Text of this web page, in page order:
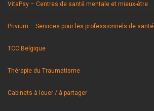
VitaPsy – Centres de santé mentale et mieux-être
Privium – Services pour les professionnels de santé
TCC Belgique
Thérapie du Traumatisme
Cabinets à louer / à partager